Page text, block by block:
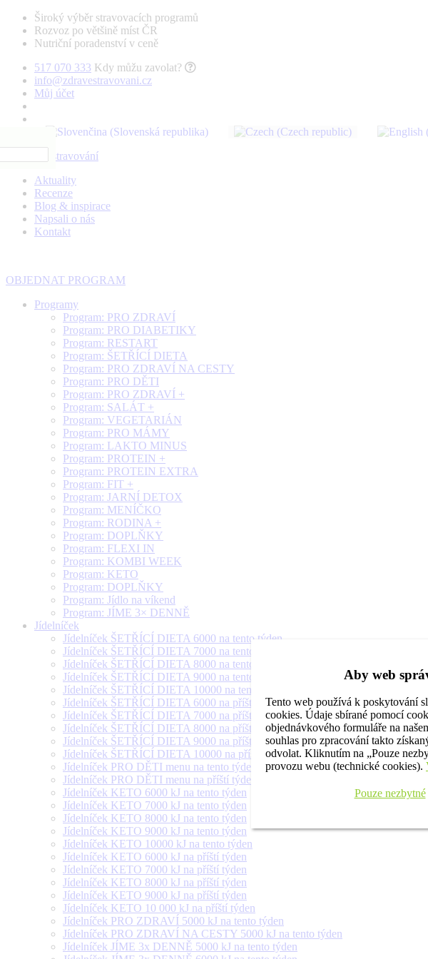
Aby web
Tento web používá k poskytování
cookies. Údaje sbírané pomocí
objednávkového formuláře na
souhlas pro zpracování takto
odvolat. Kliknutím na „Pouze
provozu webu (technické cookies).
Pouze nezbytné
Široký výběr stravovacích programů
Rozvoz po většině míst ČR
Nutriční poradenství v ceně
517 070 333 Kdy můžu zavolat?
info@zdravestravovani.cz
Můj účet
Aktuality
Recenze
Blog & inspirace
Napsali o nás
Kontakt
OBJEDNAT PROGRAM
Programy
Program: PRO ZDRAVÍ
Program: PRO DIABETIKY
Program: RESTART
Program: ŠETŘÍCÍ DIETA
Program: PRO ZDRAVÍ NA CESTY
Program: PRO DĚTI
Program: PRO ZDRAVÍ +
Program: SALÁT +
Program: VEGETARIÁN
Program: PRO MÁMY
Program: LAKTO MINUS
Program: PROTEIN +
Program: PROTEIN EXTRA
Program: FIT +
Program: JARNÍ DETOX
Program: MENÍČKO
Program: RODINA +
Program: DOPLŇKY
Program: FLEXI IN
Program: KOMBI WEEK
Program: KETO
Program: DOPLŇKY
Program: Jídlo na víkend
Program: JÍME 3× DENNĚ
Jídelníček
Jídelníček ŠETŘÍCÍ DIETA 6000 na tento týden
Jídelníček ŠETŘÍCÍ DIETA 7000 na tento týden
Jídelníček ŠETŘÍCÍ DIETA 8000 na tento týden
Jídelníček ŠETŘÍCÍ DIETA 9000 na tento týden
Jídelníček ŠETŘÍCÍ DIETA 10000 na tento týden
Jídelníček ŠETŘÍCÍ DIETA 6000 na příští týden
Jídelníček ŠETŘÍCÍ DIETA 7000 na příští týden
Jídelníček ŠETŘÍCÍ DIETA 8000 na příští týden
Jídelníček ŠETŘÍCÍ DIETA 9000 na příští týden
Jídelníček ŠETŘÍCÍ DIETA 10000 na příští týden
Jídelníček PRO DĚTI menu na tento týden
Jídelníček PRO DĚTI menu na příští týden
Jídelníček KETO 6000 kJ na tento týden
Jídelníček KETO 7000 kJ na tento týden
Jídelníček KETO 8000 kJ na tento týden
Jídelníček KETO 9000 kJ na tento týden
Jídelníček KETO 10000 kJ na tento týden
Jídelníček KETO 6000 kJ na příští týden
Jídelníček KETO 7000 kJ na příští týden
Jídelníček KETO 8000 kJ na příští týden
Jídelníček KETO 9000 kJ na příští týden
Jídelníček KETO 10 000 kJ na příští týden
Jídelníček PRO ZDRAVÍ 5000 kJ na tento týden
Jídelníček PRO ZDRAVÍ NA CESTY 5000 kJ na tento týden
Jídelníček JÍME 3x DENNĚ 5000 kJ na tento týden